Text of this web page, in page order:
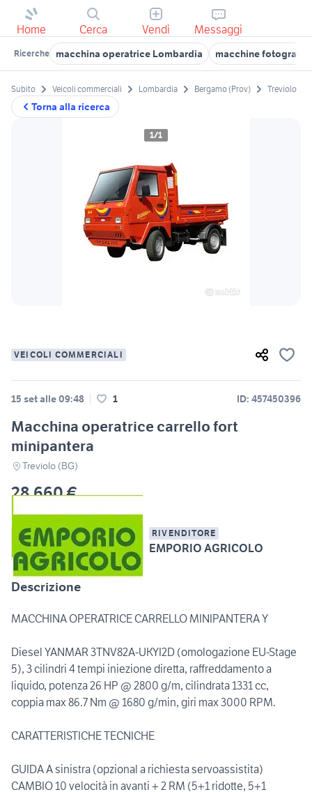
Home Cerca Vendi Messaggi
Ricerche macchina operatrice Lombardia macchine
Torna alla ricerca
Subito Veicoli commerciali Lombardia Bergamo (Prov) Treviolo
1/1
VEICOLI COMMERCIALI
15 set alle 09:48 1 ID: 457450396
Macchina operatrice carrello fort
minipantera
Treviolo (BG)
28.660 €
RIVENDITORE
EMPORIO AGRICOLO
Descrizione
MACCHINA OPERATRICE CARRELLO MINIPANTERA Y
Diesel YANMAR 3TNV82A-UKYI2D (omologazione EU-Stage
5), 3 cilindri 4 tempi iniezione diretta, raffreddamento a
liquido, potenza 26 HP @ 2800 g/m, cilindrata 1331 cc,
coppia max 86.7 Nm @ 1680 g/min, giri max 3000 RPM.
CARATTERISTICHE TECNICHE
GUIDA A sinistra (opzional a richiesta servoassistita)
CAMBIO 10 velocità in avanti + 2 RM (5+1 ridotte, 5+1